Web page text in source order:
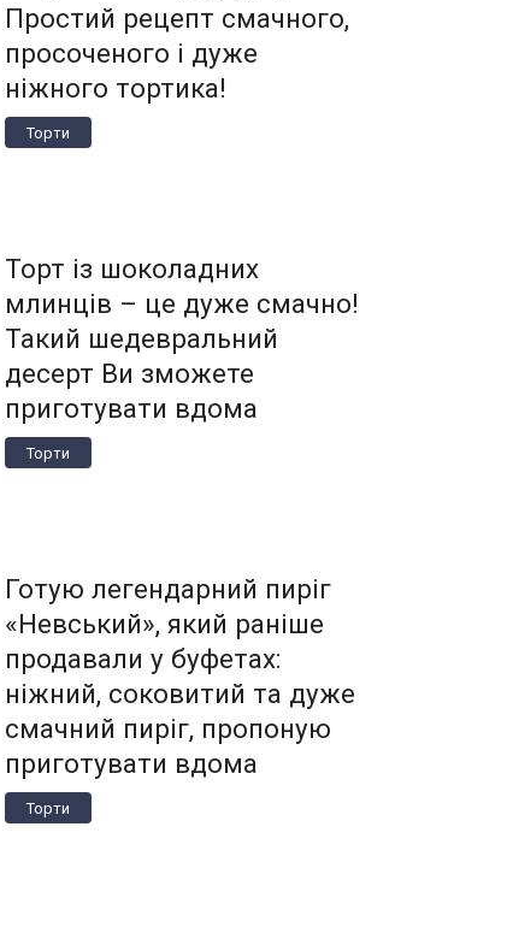
Простий рецепт смачного,
просоченого і дуже
ніжного тортика!
Торти
Торт із шоколадних
млинців – це дуже смачно!
Такий шедевральний
десерт Ви зможете
приготувати вдома
Торти
Готую легендарний пиріг
«Невський», який раніше
продавали у буфетах:
ніжний, соковитий та дуже
смачний пиріг, пропоную
приготувати вдома
Торти